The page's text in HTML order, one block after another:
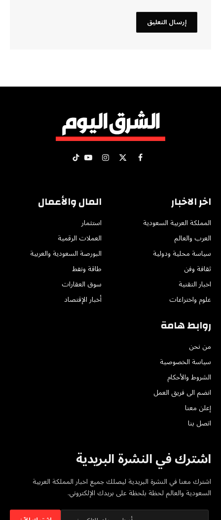
فيسبوك
X الانستغراميوتيوبتيكتوك
اخر الاخبار
المملكة العربية السعودية
العرب والعالم
سياسة محلية ودولية
ثقافة وفن
اخبار التقنية
علوم واختراعات
المال والأعمال
استثمار
العملات الرقمية
البورصة السعودية والعربية
طاقة ونفط
سوق العقارات
أخبار الإقتصاد
روابط هامة
من نحن
سياسة الخصوصية
الشروط والأحكام
انضم الى فريق العمل
إعلن معنا
اتصل بنا
اشترك في النشرة البريدية
اشترك معنا في النشرة البريدية ليصلك جميع اخبار المملكة العربية
السعودية والعالم لحظة بلحظة على بريدك الإلكتروني.